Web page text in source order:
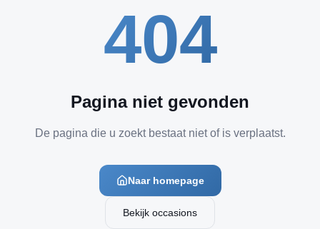
404
Pagina niet gevonden
De pagina die u zoekt bestaat niet of is verplaatst.
Naar homepage
Bekijk occasions